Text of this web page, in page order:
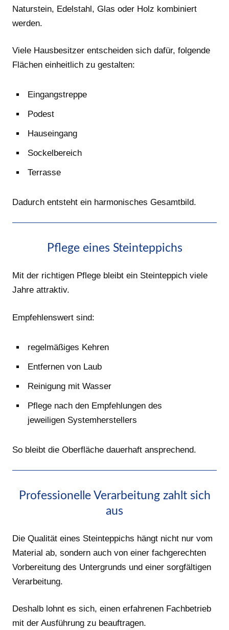
Naturstein, Edelstahl, Glas oder Holz kombiniert
werden.
Viele Hausbesitzer entscheiden sich dafür, folgende
Flächen einheitlich zu gestalten:
Eingangstreppe
Podest
Hauseingang
Sockelbereich
Terrasse
Dadurch entsteht ein harmonisches Gesamtbild.
Pflege eines Steinteppichs
Mit der richtigen Pflege bleibt ein Steinteppich viele
Jahre attraktiv.
Empfehlenswert sind:
regelmäßiges Kehren
Entfernen von Laub
Reinigung mit Wasser
Pflege nach den Empfehlungen des
jeweiligen Systemherstellers
So bleibt die Oberfläche dauerhaft ansprechend.
Professionelle Verarbeitung zahlt sich
aus
Die Qualität eines Steinteppichs hängt nicht nur vom
Material ab, sondern auch von einer fachgerechten
Vorbereitung des Untergrunds und einer sorgfältigen
Verarbeitung.
Deshalb lohnt es sich, einen erfahrenen Fachbetrieb
mit der Ausführung zu beauftragen.